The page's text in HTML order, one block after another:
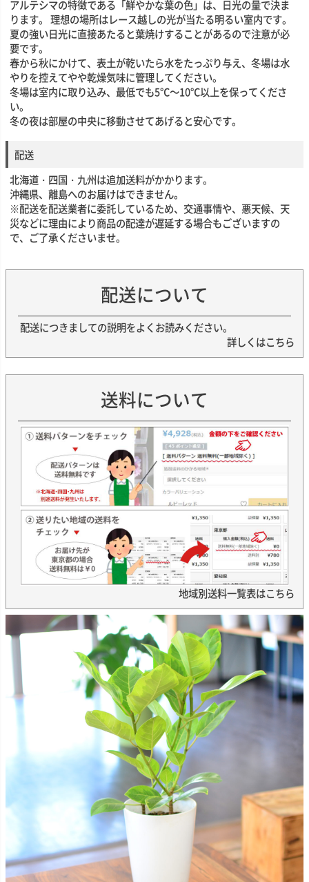
アルテシマの特徴である「鮮やかな葉の色」は、日光の量で決ま
ります。 理想の場所はレース越しの光が当たる明るい室内です。
夏の強い日光に直接あたると葉焼けすることがあるので注意が必
要です。
春から秋にかけて、表土が乾いたら水をたっぷり与え、冬場は水
やりを控えてやや乾燥気味に管理してください。
冬場は室内に取り込み、最低でも5℃～10℃以上を保ってくださ
い。
冬の夜は部屋の中央に移動させてあげると安心です。
配送
北海道・四国・九州は追加送料がかかります。
沖縄県、離島へのお届けはできません。
※配送を配送業者に委託しているため、交通事情や、悪天候、天
災などに理由により商品の配達が遅延する場合もございますの
で、ご了承くださいませ。
配送について
配送につきましての説明をよくお読みください。
詳しくはこちら
送料について
地域別送料一覧表はこちら